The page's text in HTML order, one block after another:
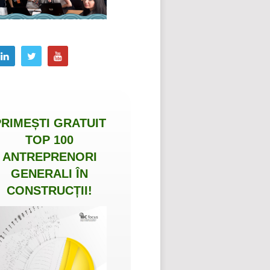
GRATUIT
TOP 100
ANTREPRENORI
GENERALI ÎN
CONSTRUCȚII!